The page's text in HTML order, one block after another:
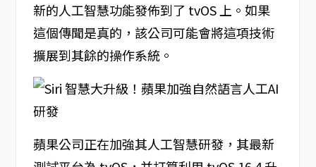
新的人工智慧功能發佈到了 tvOS 上。如果
這個傳聞是真的，該公司可能會將這項技術
擴展到其餘的操作系統。
蘋果公司正在加強其人工智慧研發，其最新